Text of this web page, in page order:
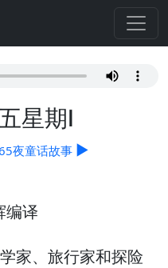
星期Ⅰ
夜童话故事 ▶
编译
家、旅行家和探险